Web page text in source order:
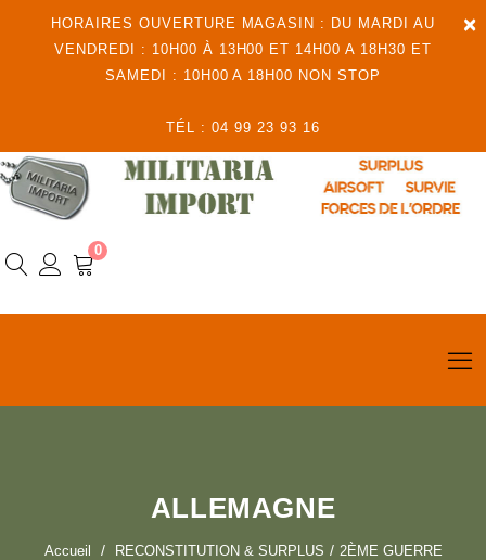
×
HORAIRES OUVERTURE MAGASIN : DU MARDI AU
VENDREDI : 10H00 À 13H00 ET 14H00 A 18H30 ET
SAMEDI : 10H00 A 18H00 NON STOP
TÉL : 04 99 23 93 16
0
ALLEMAGNE
Accueil RECONSTITUTION & SURPLUS
2ÈME GUERRE